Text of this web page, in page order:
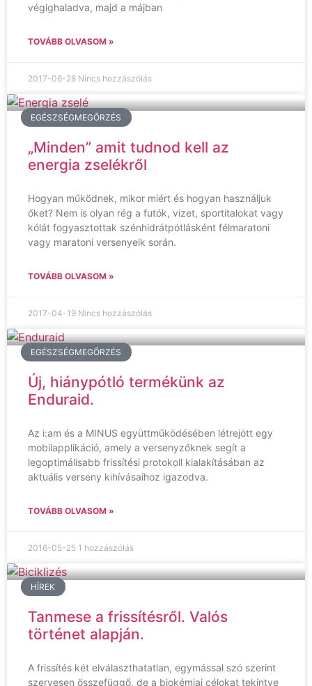
végighaladva, majd a májban
TOVÁBB OLVASOM »
2017-06-28 Nincs hozzászólás
EGÉSZSÉGMEGŐRZÉS
„Minden” amit tudnod kell az
energia zselékről
Hogyan működnek, mikor miért és hogyan használjuk
őket? Nem is olyan rég a futók, vizet, sportitalokat vagy
kólát fogyasztottak szénhidrátpótlásként félmaratoni
vagy maratoni versenyeik során.
TOVÁBB OLVASOM »
2017-04-19 Nincs hozzászólás
EGÉSZSÉGMEGŐRZÉS
Új, hiánypótló termékünk az
Enduraid.
Az i:am és a MINUS együttműködésében létrejött egy
mobilapplikáció, amely a versenyzőknek segít a
legoptimálisabb frissítési protokoll kialakításában az
aktuális verseny kihívásaihoz igazodva.
TOVÁBB OLVASOM »
2016-05-25 1 hozzászólás
HÍREK
Tanmese a frissítésről. Valós
történet alapján.
A frissítés két elválaszthatatlan, egymással szó szerint
szervesen összefüggő, de a biokémiai célokat tekintve